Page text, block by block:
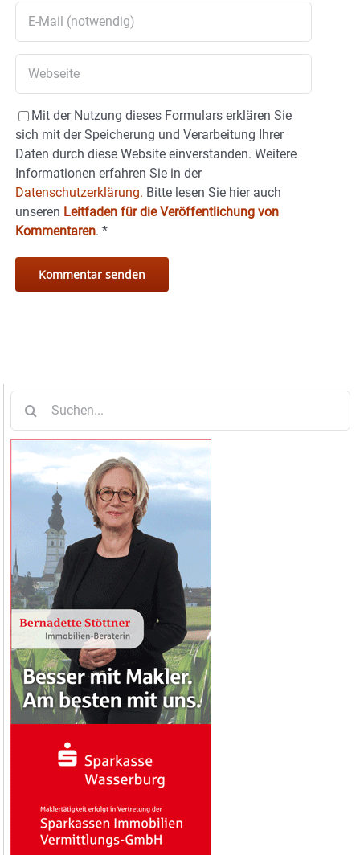
Mit der Nutzung dieses Formulars erklären Sie
sich mit der Speicherung und Verarbeitung Ihrer
Daten durch diese Website einverstanden. Weitere
Informationen erfahren Sie in der
Datenschutzerklärung. Bitte lesen Sie hier auch
unseren Leitfaden für die Veröffentlichung von
Kommentaren. *
nach: